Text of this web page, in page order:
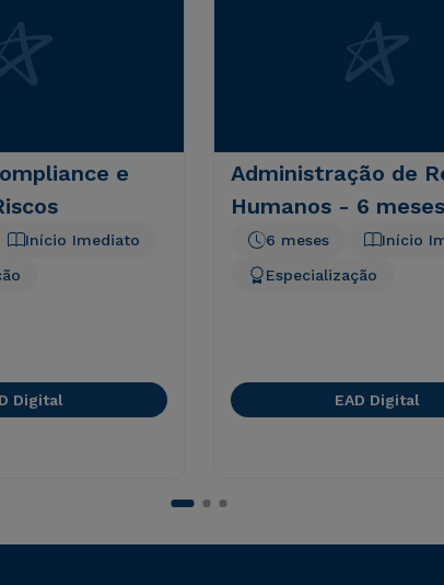
e
Início Imediato
Digital
Administração de
Humanos - 6 meses
Início
6 meses
Especialização
EAD Digital